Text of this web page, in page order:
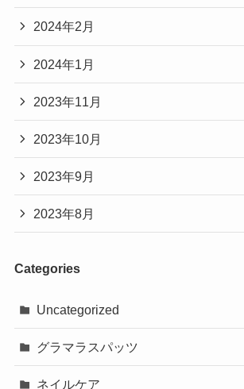
2024年2月
2024年1月
2023年11月
2023年10月
2023年9月
2023年8月
Categories
Uncategorized
グラマラスパッツ
ネイルケア